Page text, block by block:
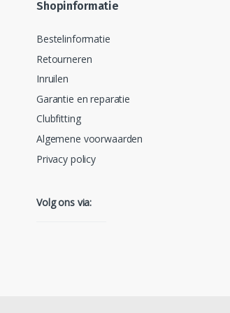
Shopinformatie
Bestelinformatie
Retourneren
Inruilen
Garantie en reparatie
Clubfitting
Algemene voorwaarden
Privacy policy
Volg ons via: